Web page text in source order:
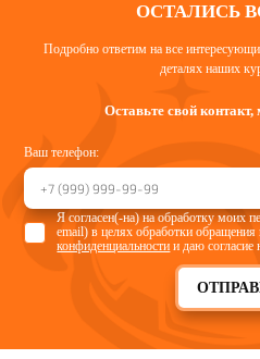
ОСТАЛИСЬ
Подробно ответим на все
деталях наших
Оставьте свой
Ваш телефон:
Я согласен(-на) на обработку моих
email) в целях обработки обращения
конфиденциальности и даю согласие